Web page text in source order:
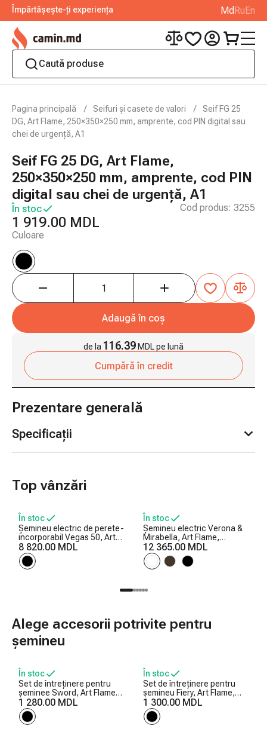
Împărtășește-ți experiența MdRuEn
Pagina principală Seifuri și casete de valori
Seif FG 25
DG, Art Flame, 250×350×250 mm, amprente, cod PIN digital sau
chei de urgență, A1
Seif FG 25 DG, Art Flame,
250×350×250 mm, amprente, cod PIN
digital sau chei de urgență, A1
În stoc Cod produs: 3255
1 919.00 MDL
Culoare
Adaugă în coș
de la 116.39 MDL pe lună
Cumpără în credit
Prezentare generală
Specificații
Top vânzări
În stoc
Șemineu electric de perete-
incorporabil Vegas 50, Art
Flame, 457x1270x126 mm,
1500W, 10 culori ale
flăcărilor, Termostat,
8 820.00 MDL
În stoc
Șemineu electric Verona &
Mirabella, Art Flame,
1125x1200x310 mm,
1950W, Efect trosnet de
lemne, 5 niveluri ale
12 365.00 MDL
Alege accesorii potrivite pentru
șemineu
În stoc
Set de întreținere pentru
șeminee Sword, Art Flame,
750x250x250 mm
1 280.00 MDL
În stoc
Set de întreținere pentru
șemineu Fiery, Art Flame,
730x300x200 mm
1 300.00 MDL